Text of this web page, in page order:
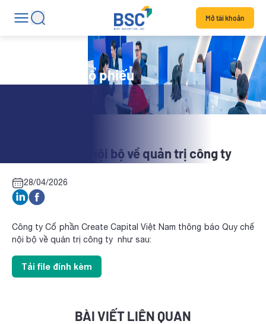
Mở tài khoản
Tin tức mã cổ phiếu
CRC: Quy chế nội bộ về quản trị công ty
28/04/2026
Công ty Cổ phần Create Capital Việt Nam thông báo Quy chế
nội bộ về quản trị công ty như sau:
Tải file đính kèm
BÀI VIẾT LIÊN QUAN